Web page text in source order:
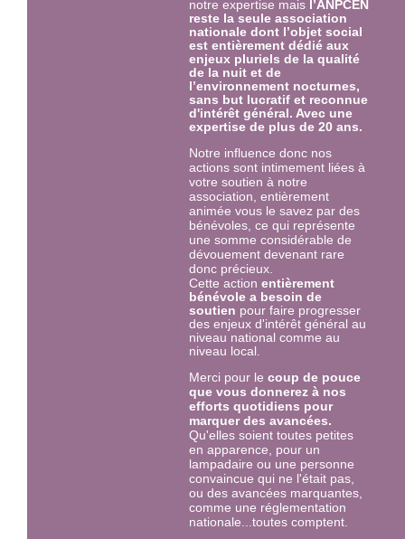
notre expertise mais l’ANPCEN
reste la seule association
nationale dont l’objet social
est entièrement dédié aux
enjeux pluriels de la qualité
de la nuit et de
l’environnement nocturnes,
sans but lucratif et reconnue
d'intérêt général. Avec une
expertise de plus de 20 ans.
Notre influence donc nos
actions sont intimement liées à
votre soutien à notre
association, entièrement
animée vous le savez par des
bénévoles, ce qui représente
une somme considérable de
dévouement devenant rare
donc précieux.
Cette action entièrement
bénévole a besoin de
soutien pour faire progresser
des enjeux d'intérêt général au
niveau national comme au
niveau local.
Merci pour le coup de pouce
que vous donnerez à nos
efforts quotidiens pour
marquer des avancées.
Qu'elles soient toutes petites
en apparence, pour un
lampadaire ou une personne
convaincue qui ne l'était pas,
ou des avancées marquantes,
comme une réglementation
nationale...toutes comptent.